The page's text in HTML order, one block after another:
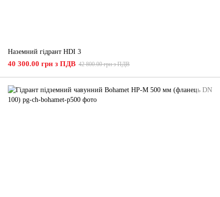
Наземний гідрант HDI 3
40 300.00 грн з ПДВ 42 800.00 грн з ПДВ